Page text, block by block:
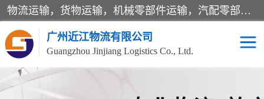
物流运输，货物运输，机械零部件运输，汽配零部件运输，仓储，广州物流，广东物流，河北物流，山西物流，辽宁物流，东北物流，华北物流，华南物流，西南物流，吉林物流，黑龙江物流，江苏物流，浙江物流，杭州物流，义乌物流，安徽物流，福建物流，江西物流，山东物流，河南物流，湖北物流，湖南物流，广东物流，海南物流，四川物流，贵州物流，云南物流，陕西物流，甘肃物流，青海物流，北京物流，天津物流，上海物流，重庆物流
广州近江物流有限公司
Guangzhou Jinjiang Logistics Co., Ltd.